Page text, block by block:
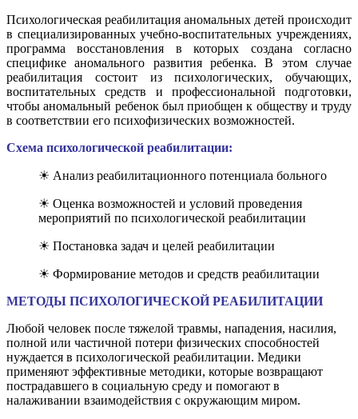
Психологическая реабилитация аномальных детей происходит
в специализированных учебно-воспитательных учреждениях,
программа восстановления в которых создана согласно
специфике аномального развития ребенка. В этом случае
реабилитация состоит из психологических, обучающих,
воспитательных средств и профессиональной подготовки,
чтобы аномальный ребенок был приобщен к обществу и труду
в соответствии его психофизических возможностей.
Схема психологической реабилитации:
☀ Анализ реабилитационного потенциала больного
☀ Оценка возможностей и условий проведения
мероприятий по психологической реабилитации
☀ Постановка задач и целей реабилитации
☀ Формирование методов и средств реабилитации
МЕТОДЫ ПСИХОЛОГИЧЕСКОЙ РЕАБИЛИТАЦИИ
Любой человек после тяжелой травмы, нападения, насилия,
полной или частичной потери физических способностей
нуждается в психологической реабилитации. Медики
применяют эффективные методики, которые возвращают
пострадавшего в социальную среду и помогают в
налаживании взаимодействия с окружающим миром.